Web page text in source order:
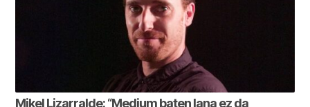
Mikel Lizarralde: “Medium baten lana ez da